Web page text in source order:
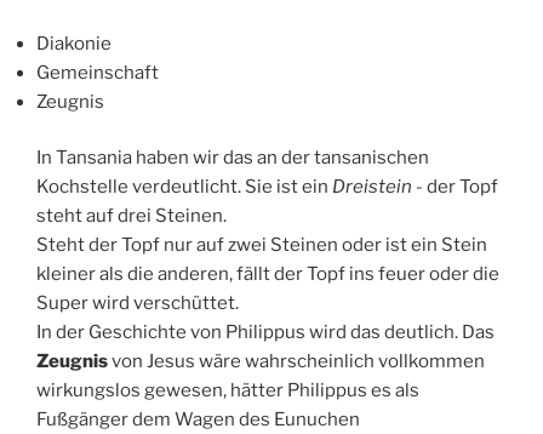
Diakonie
Gemeinschaft
Zeugnis
In Tansania haben wir das an der tansanischen
Kochstelle verdeutlicht. Sie ist ein Dreistein - der Topf
steht auf drei Steinen.
Steht der Topf nur auf zwei Steinen oder ist ein Stein
kleiner als die anderen, fällt der Topf ins feuer oder die
Super wird verschüttet.
In der Geschichte von Philippus wird das deutlich. Das
Zeugnisvon Jesus wäre wahrscheinlich vollkommen
wirkungslos gewesen, hätter Philippus es als
Fußgänger dem Wagen des Eunuchen